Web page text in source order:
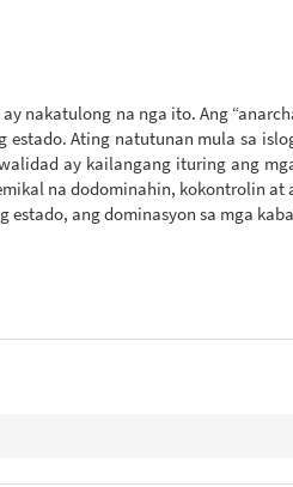
nakatulong na nga ito. Ang
Ating natutunan mula sa
ay kailangang ituring ang
na dodominahin, kokontrolin at
ang dominasyon sa mga